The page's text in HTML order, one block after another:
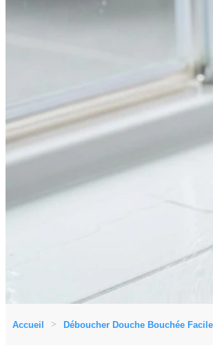
Accueil Déboucher Douche Bouchée